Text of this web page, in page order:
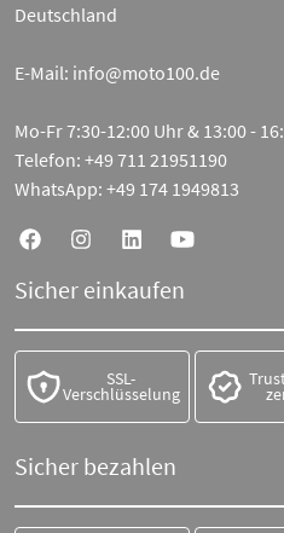
Deutschland
E-Mail: info@moto100.de
Mo-Fr 7:30-12:00 Uhr & 13:00 -
Telefon: +49 711 21951190
WhatsApp: +49 174 1949813
Sicher einkaufen
SSL-
Verschlüsselung
Sicher bezahlen